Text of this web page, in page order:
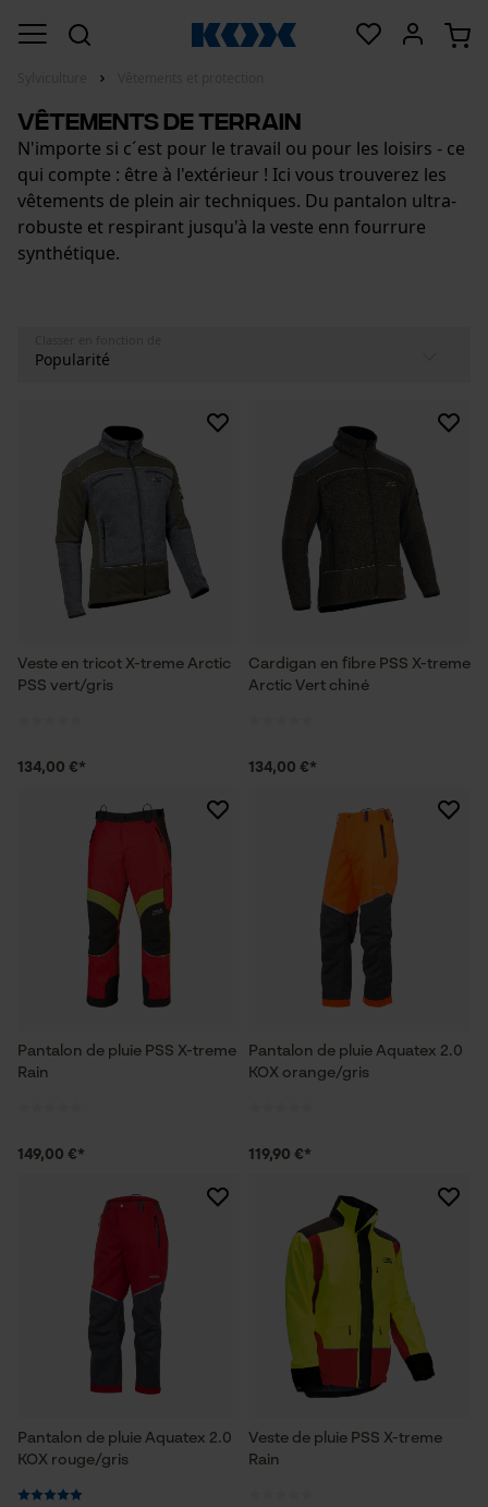
Vêtements de terrain
N'importe si c´est pour le travail ou pour les loisirs - ce
qui compte : être à l'extérieur ! Ici vous trouverez les
vêtements de plein air techniques. Du pantalon ultra-
robuste et respirant jusqu'à la veste enn fourrure
synthétique.
Veste en tricot X-treme Arctic
PSS vert/gris
134,00 €*
Cardigan en fibre PSS X-treme
Arctic Vert chiné
134,00 €*
Pantalon de pluie PSS X-treme
Rain
149,00 €*
Pantalon de pluie Aquatex 2.0
KOX orange/gris
119,90 €*
Pantalon de pluie Aquatex 2.0
KOX rouge/gris
Veste de pluie PSS X-treme
Rain